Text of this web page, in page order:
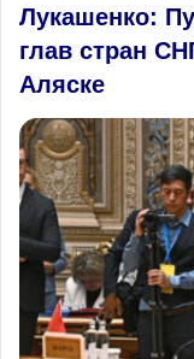
Лукашенко:
глав стран
Аляске